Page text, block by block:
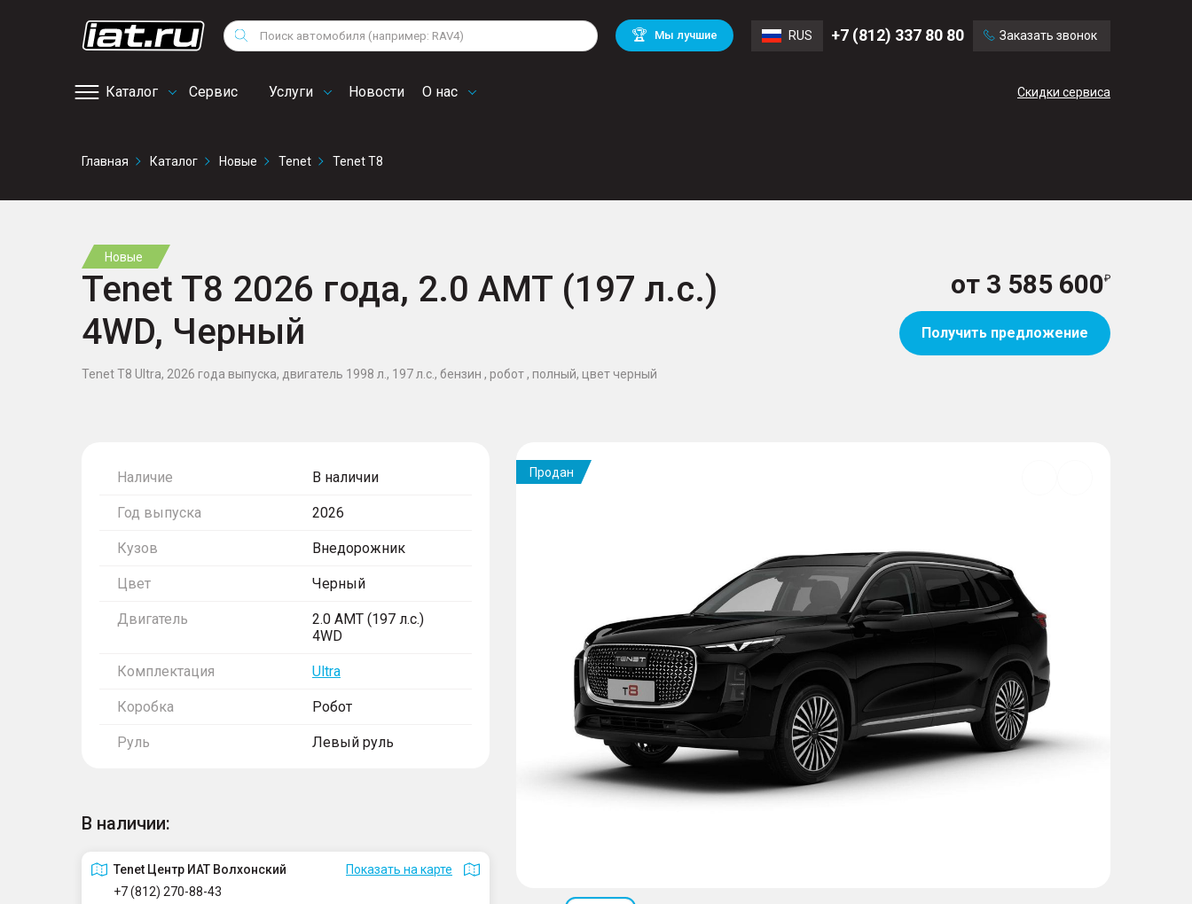
Поиск 🏆 Мы лучшие RUS +7 (812) 337 80 80 Заказать звонок
Каталог Сервис
сервис
Услуги Новости О нас Скидки сервиса
Снегоходы
Квадроциклы
Volkswagen
Mitsubishi BMW
Audi
Chevrolet Volvo
Главная Каталог Новые Tenet Tenet T8
Новые
Tenet T8 2026 года, 2.0 AMT (197 л.с.)
4WD, Черный
Tenet T8 Ultra, 2026 года выпуска, двигатель 1998 л., 197 л.с., бензин , робот , полный, цвет черный
от 3 585 600
Получить предложение
Наличие В наличии
Год выпуска 2026
Кузов Внедорожник
Цвет Черный
Двигатель
2.0 AMT (197 л.с.)
4WD
Комплектация Ultra
Коробка Робот
Руль Левый руль
В наличии:
Tenet Центр ИАТ Волхонский
Показать на карте
+7 (812) 270-88-43
Продан